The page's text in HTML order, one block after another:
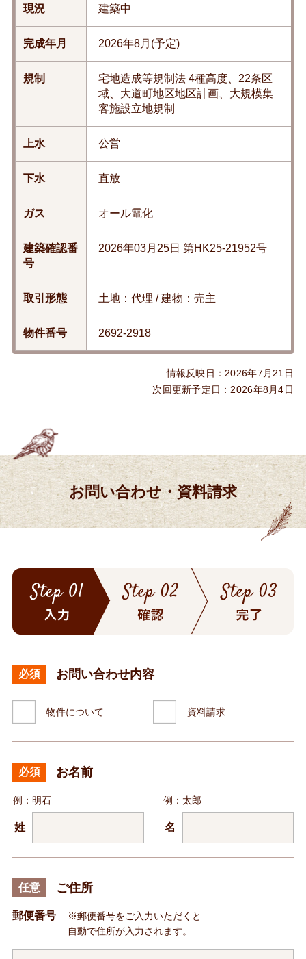
現況 建築中
完成年月 2026年8月(予定)
規制
宅地造成等規制法 4種高度、22条区
域、大道町地区地区計画、大規模集
客施設立地規制
上水 公営
下水 直放
ガス オール電化
建築確認番
号
2026年03月25日 第HK25-21952号
取引形態 土地：代理 / 建物：売主
物件番号 2692-2918
情報反映日：2026年7月21日
次回更新予定日：2026年8月4日
お問い合わせ・資料請求
必須 お問い合わせ内容
物件について 資料請求
必須 お名前
姓
例：明石
名
例：太郎
任意 ご住所
郵便番号
※郵便番号をご入力いただくと
自動で住所が入力されます。